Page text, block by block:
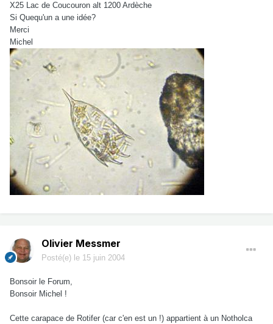
X25 Lac de Coucouron alt 1200 Ardèche
Si Quequ'un a une idée?
Merci
Michel
Olivier Messmer
Posté(e) le 15 juin 2004
Bonsoir le Forum,
Bonsoir Michel !
Cette carapace de Rotifer (car c'en est un !) appartient à un Notholca